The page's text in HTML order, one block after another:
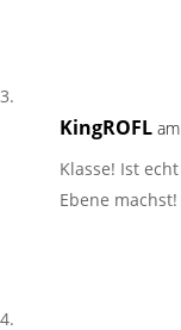
KingROFL
Klasse! Ist
Ebene machst!